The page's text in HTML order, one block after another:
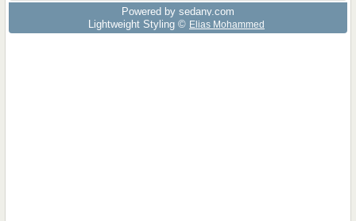
Powered by sedany.com
Lightweight Styling © Elias Mohammed